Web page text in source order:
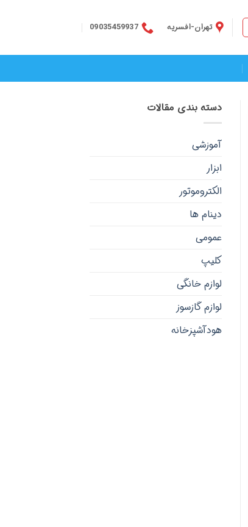
تهران-افسریه 09035459937
دسته بندی مقالات
آموزشی
ابزار
الکتروموتور
دینام ها
عمومی
کلیپ
لوازم خانگی
لوازم گازسوز
هودآشپزخانه